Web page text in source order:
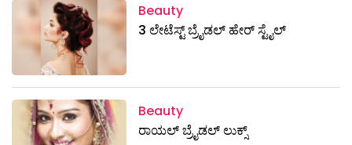
Beauty
3 ಲೇಟೆಸ್ಟ್ ಬ್ರೈಡಲ್ ಹೇರ್ ಸ್ಟೈಲ್
Beauty
ರಾಯಲ್ ಬ್ರೈಡಲ್ ಲುಕ್ಸ್